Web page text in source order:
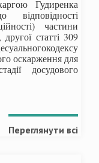
Гудиренка
частини
статті 309
оскарження для
досудового
Переглянути всі